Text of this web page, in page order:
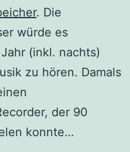
. Die
würde es
(inkl. nachts)
zu hören. Damals
der 90
konnte…